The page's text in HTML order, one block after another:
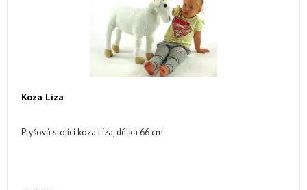
Koza Líza
Plyšová stojící koza Líza, délka 66 cm